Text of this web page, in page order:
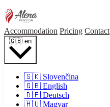
Accommodation Pricing Contact
🇬🇧 en
🇸🇰 Slovenčina
🇬🇧 English
🇩🇪 Deutsch
🇭🇺 Magyar